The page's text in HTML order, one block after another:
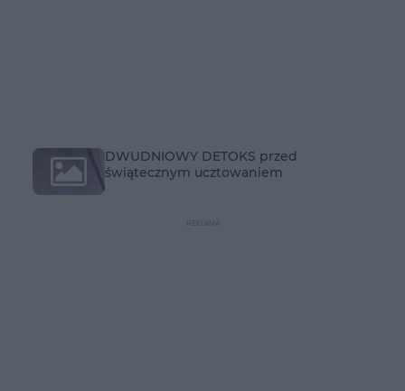
DWUDNIOWY DETOKS przed
świątecznym ucztowaniem